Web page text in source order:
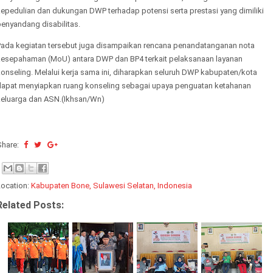
dan dukungan DWP terhadap potensi serta prestasi yang dimiliki
disabilitas.
kegiatan tersebut juga disampaikan rencana penandatanganan nota
(MoU) antara DWP dan BP4 terkait pelaksanaan layanan
Melalui kerja sama ini, diharapkan seluruh DWP kabupaten/kota
menyiapkan ruang konseling sebagai upaya penguatan ketahanan
dan ASN.(Ikhsan/Wn)
Kabupaten Bone, Sulawesi Selatan, Indonesia
Posts: